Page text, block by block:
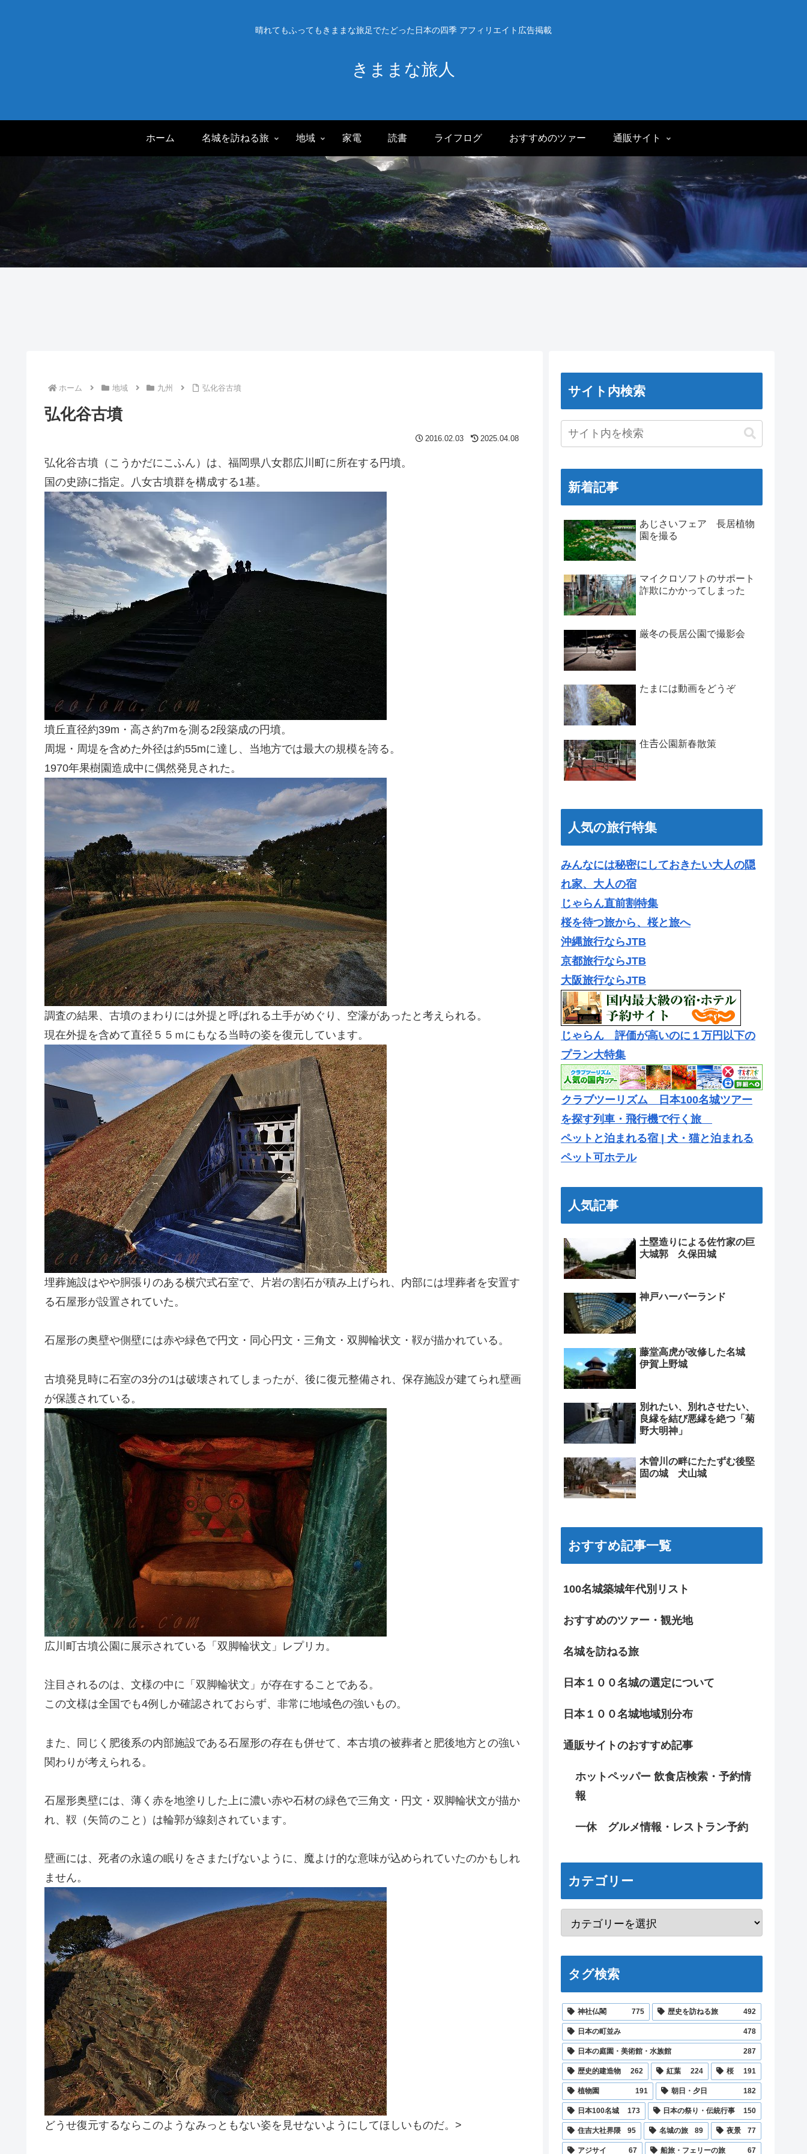
晴れてもふってもきままな旅足でたどった日本の四季 アフィリエイト広告掲載
きままな旅人
ホーム 名城を訪ねる旅 地域 家電 読書 ライフログ おすすめのツァー 通販サイト
ホーム 地域 九州 弘化谷古墳
弘化谷古墳
2016.02.03 2025.04.08
弘化谷古墳（こうかだにこふん）は、福岡県八女郡広川町に所在する円墳。
国の史跡に指定。八女古墳群を構成する1基。
墳丘直径約39m・高さ約7mを測る2段築成の円墳。
周堀・周堤を含めた外径は約55mに達し、当地方では最大の規模を誇る。
1970年果樹園造成中に偶然発見された。
調査の結果、古墳のまわりには外提と呼ばれる土手がめぐり、空濠があったと考えられる。
現在外提を含めて直径５５ｍにもなる当時の姿を復元しています。
埋葬施設はやや胴張りのある横穴式石室で、片岩の割石が積み上げられ、内部には埋葬者を安置す
る石屋形が設置されていた。
石屋形の奥壁や側壁には赤や緑色で円文・同心円文・三角文・双脚輪状文・靫が描かれている。
古墳発見時に石室の3分の1は破壊されてしまったが、後に復元整備され、保存施設が建てられ壁画
が保護されている。
広川町古墳公園に展示されている「双脚輪状文」レプリカ。
注目されるのは、文様の中に「双脚輪状文」が存在することである。
この文様は全国でも4例しか確認されておらず、非常に地域色の強いもの。
また、同じく肥後系の内部施設である石屋形の存在も併せて、本古墳の被葬者と肥後地方との強い
関わりが考えられる。
石屋形奥壁には、薄く赤を地塗りした上に濃い赤や石材の緑色で三角文・円文・双脚輪状文が描か
れ、靫（矢筒のこと）は輪郭が線刻されています。
壁画には、死者の永遠の眠りをさまたげないように、魔よけ的な意味が込められていたのかもしれ
ません。
どうせ復元するならこのようなみっともない姿を見せないようにしてほしいものだ。>
サイト内検索
新着記事
あじさいフェア 長居植物
園を撮る
マイクロソフトのサポート
詐欺にかかってしまった
厳冬の長居公園で撮影会
たまには動画をどうぞ
住𠮷公園新春散策
人気の旅行特集
みんなには秘密にしておきたい大人の隠
れ家、大人の宿
じゃらん直前割特集
桜を待つ旅から、桜と旅へ
沖縄旅行ならJTB
京都旅行ならJTB
大阪旅行ならJTB
じゃらん 評価が高いのに１万円以下の
プラン大特集
クラブツーリズム 日本100名城ツアー
を探す列車・飛行機で行く旅
ペットと泊まれる宿 | 犬・猫と泊まれる
ペット可ホテル
人気記事
土塁造りによる佐竹家の巨
大城郭 久保田城
神戸ハーバーランド
藤堂高虎が改修した名城
伊賀上野城
別れたい、別れさせたい、
良縁を結び悪縁を絶つ「菊
野大明神」
木曽川の畔にたたずむ後堅
固の城 犬山城
おすすめ記事一覧
100名城築城年代別リスト
おすすめのツァー・観光地
名城を訪ねる旅
日本１００名城の選定について
日本１００名城地域別分布
通販サイトのおすすめ記事
ホットペッパー 飲食店検索・予約情
報
一休 グルメ情報・レストラン予約
カテゴリー
タグ検索
神社仏閣 775 歴史を訪ねる旅 492
日本の町並み 478
日本の庭園・美術館・水族館 287
歴史的建造物 262 紅葉 224 桜 191
植物園 191 朝日・夕日 182
日本100名城 173 日本の祭り・伝統行事 150
住吉大社界隈 95 名城の旅 89 夜景 77
アジサイ 67 船旅・フェリーの旅 67